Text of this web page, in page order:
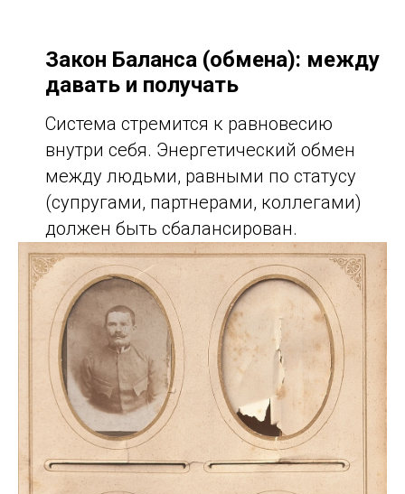
Закон Баланса (обмена): между
давать и получать
Система стремится к равновесию
внутри себя. Энергетический обмен
между людьми, равными по статусу
(супругами, партнерами, коллегами)
должен быть сбалансирован.